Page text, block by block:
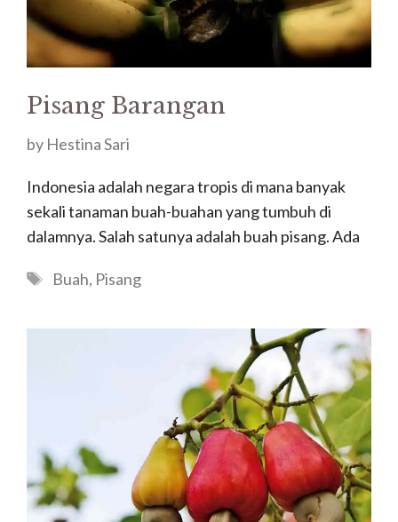
Pisang Barangan
by Hestina Sari
Indonesia adalah negara tropis di mana banyak
sekali tanaman buah-buahan yang tumbuh di
dalamnya. Salah satunya adalah buah pisang. Ada
Tags
Buah, Pisang